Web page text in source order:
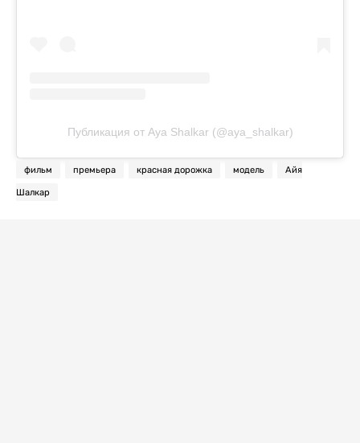
Публикация от Aya Shalkar (@aya_shalkar)
фильм премьера красная дорожка модель Айя
Шалкар